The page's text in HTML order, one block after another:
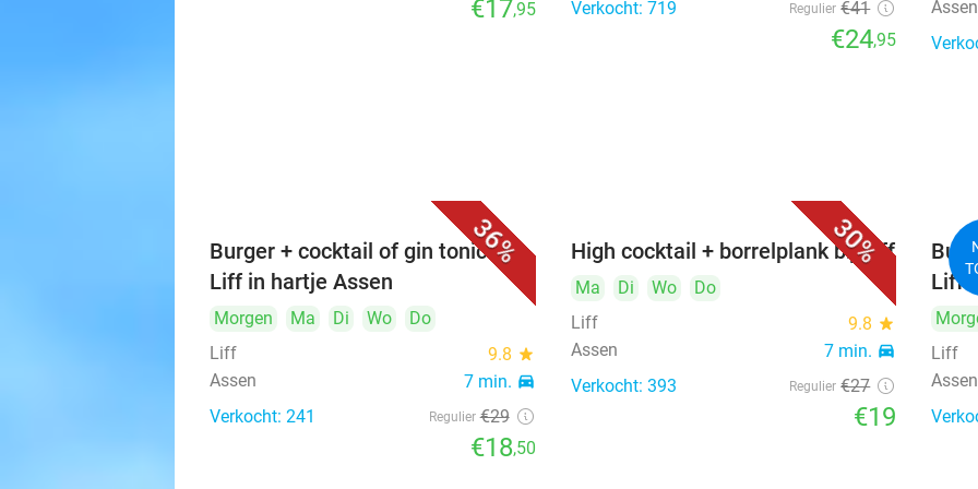
€17,95 Verkocht: 719 Regulier €41
€24,95
Assen
36%
Burger + cocktail of gin tonic bij
Liff in hartje Assen
Morgen Ma Di Wo
Do
Liff
9.8 star
Assen 7 min. directions_car
Verkocht: 241 Regulier €29
€18,50
30%
High cocktail + borrelplank bij Liff
Ma Di Wo
Do
Liff
9.8 star
Assen 7 min. directions_car
Verkocht: 393 Regulier €27
€19
Liff
Liff
Assen